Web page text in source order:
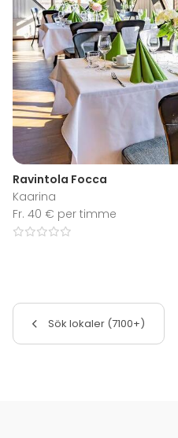
Ravintola Focca
Kaarina
Fr. 40 € per timme
Sök lokaler (7100+)